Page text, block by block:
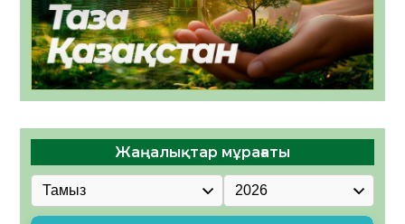
Жаңалықтар мұрағаты